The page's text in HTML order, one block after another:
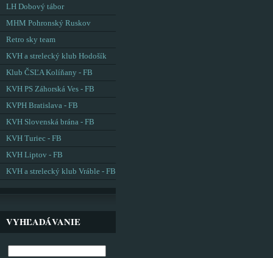
LH Dobový tábor
MHM Pohronský Ruskov
Retro sky team
KVH a strelecký klub Hodošík
Klub ČSĽA Kolíňany - FB
KVH PS Záhorská Ves - FB
KVPH Bratislava - FB
KVH Slovenská brána - FB
KVH Turiec - FB
KVH Liptov - FB
KVH a strelecký klub Vráble - FB
VYHĽADÁVANIE